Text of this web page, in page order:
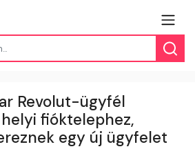
Revolut-ügyfél
fióktelephez,
egy új ügyfelet